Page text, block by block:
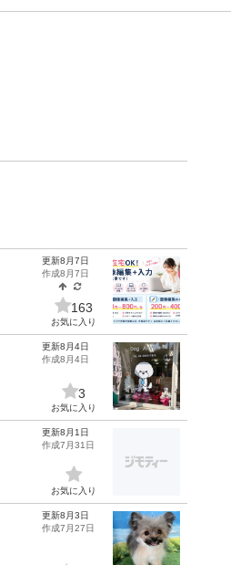
更新8月7日
作成8月7日
163
お気に入り
更新8月4日
作成8月4日
3
お気に入り
更新8月1日
作成7月31日
お気に入り
更新8月3日
作成7月27日